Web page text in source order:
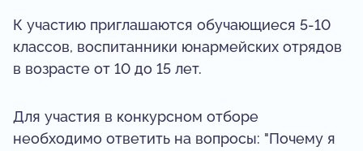
К участию приглашаются обучающиеся 5-10
классов, воспитанники юнармейских отрядов
в возрасте от 10 до 15 лет.
Для участия в конкурсном отборе
необходимо ответить на вопросы: "Почему я